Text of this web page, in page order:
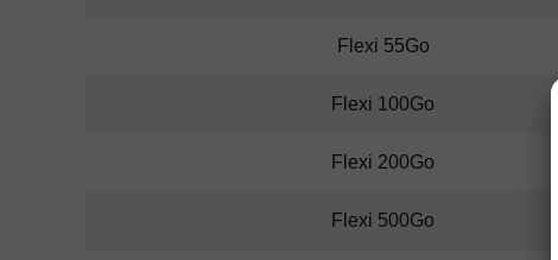
Flexi 55Go
Flexi 100Go
Flexi 200Go
Flexi 500Go